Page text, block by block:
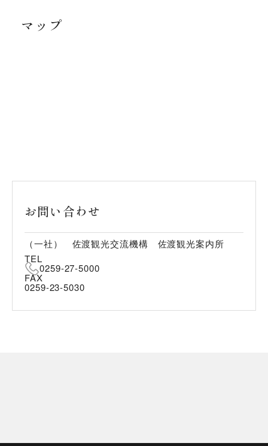
マップ
お問い合わせ
（一社） 佐渡観光交流機構 佐渡観光案内所
TEL
0259-27-5000
FAX
0259-23-5030